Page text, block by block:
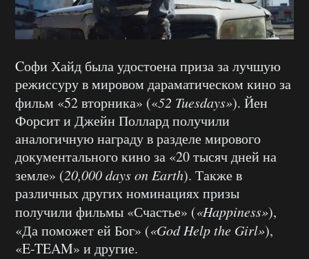
Cофи Хайд была удостоена приза за лучшую
режиссуру в мировом дараматическом кино за
фильм «52 вторника» («52 Tuesdays»). Йен
Форсит и Джейн Поллард получили
аналогичную награду в разделе мирового
документального кино за «20 тысяч дней на
земле» (20,000 days on Earth). Также в
различных других номинациях призы
получили фильмы «Счастье» («Happiness»),
«Да поможет ей Бог» («God Help the Girl»),
«E-TEAM» и другие.